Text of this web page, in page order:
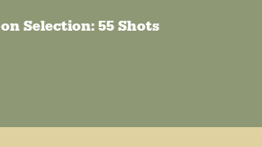
Selection: 55 Shots